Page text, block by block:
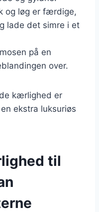
og løg er færdige,
lade det simre i et
på en
over.
kærlighed er
ekstra luksuriøs
til